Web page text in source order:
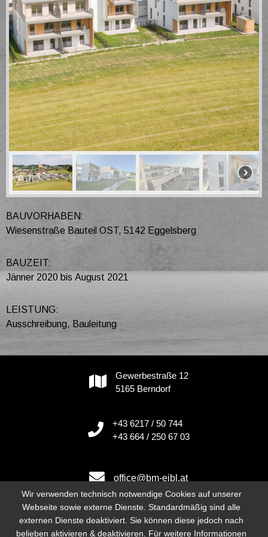
BAUVORHABEN:
Wiesenstraße Bauteil OST, 5142 Eggelsberg
BAUZEIT:
Jänner 2020 bis August 2021
LEISTUNG:
Ausschreibung, Bauleitung
Gewerbestraße 12
5165 Berndorf
+43 6217 / 50 744
+43 664 / 250 67 03
office@bm-eibl.at
Instagram
Wir verwenden technisch notwendige Cookies auf unserer
Webseite sowie externe Dienste. Standardmäßig sind alle
externen Dienste deaktiviert. Sie können diese jedoch nach
belieben aktivieren & deaktivieren. Für weitere Informationen